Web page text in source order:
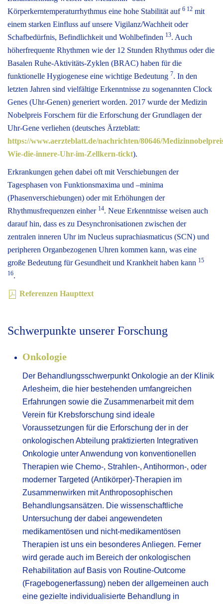
Körperkerntemperaturrhythmus eine hohe Stabilität auf 6 12 mit
einem starken Einfluss auf unsere Vigilanz/Wachheit oder
Schafbedürfnis, Befindlichkeit und Wohlbefinden 13. Auch
höherfrequente Rhythmen wie der 12 Stunden Rhythmus oder die
Basalen Ruhe-Aktivitäts-Zyklen (BRAC) haben für die
funktionelle Hygiogenese eine wichtige Bedeutung 7. In den
letzten Jahren sind vielfältige Erkenntnisse zu sogenannten Clock
Genes (Uhr-Genen) generiert worden. 2017 wurde der Medizin
Nobelpreis Forschern für die Erforschung der Grundlagen der
Uhr-Gene verliehen (deutsches Ärzteblatt:
https://www.aerzteblatt.de/nachrichten/80646/
Wie-die-innere-Uhr-im-Zellkern-tickt).
Erkrankungen gehen dabei oft mit Verschiebungen der
Tagesphasen von Funktionsmaxima und –minima
(Phasenverschiebungen) oder mit Erhöhungen der
Rhythmusfrequenzen einher 14. Neue Erkenntnisse weisen auch
darauf hin, dass es zu Desynchronisationen zwischen der
zentralen inneren Uhr im Nucleus suprachiasmaticus (SCN) und
peripheren Organbezogenen Uhren kommen kann, was eine
große Bedeutung für Gesundheit und Krankheit haben kann 15
16.
Referenzen Haupttext
Schwerpunkte unserer Forschung
Onkologie
Der Behandlungsschwerpunkt Onkologie an der Klinik
Arlesheim, die hier bestehenden umfangreichen
Erfahrungen sowie die Zusammenarbeit mit dem
Verein für Krebsforschung sind ideale
Voraussetzungen für die Erforschung der in der
onkologischen Abteilung praktizierten Integrativen
Onkologie unter Anwendung von konventionellen
Therapien wie Chemo-, Strahlen-, Antihormon-, oder
moderner Targeted (Antikörper)-Therapien im
Zusammenwirken mit Anthroposophischen
Behandlungsansätzen. Die wissenschaftliche
Untersuchung der dabei angewendeten
medikamentösen und nicht-medikamentösen
Therapien ist uns ein besonderes Anliegen. Ferner
wird gerade auch im Bereich der onkologischen
Rehabilitation auf Basis von Routine-Outcome
(Fragebogenerfassung) neben der allgemeinen auch
eine gezielte individualisierte Behandlung in